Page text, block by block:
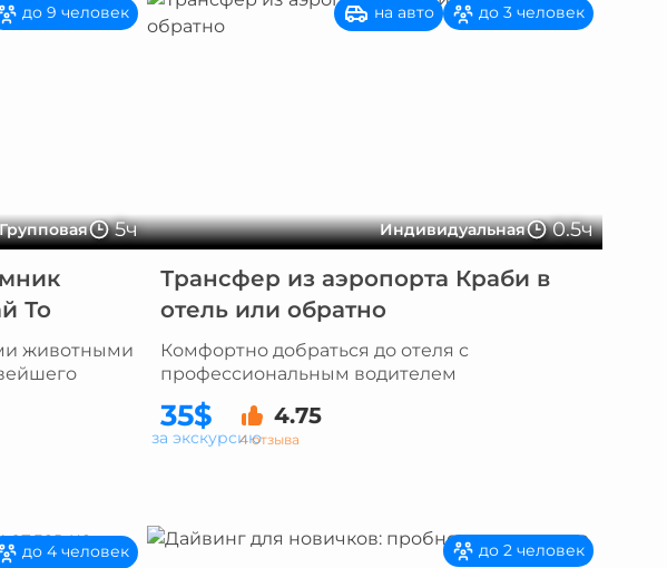
5ч
до 9 человек
То
животными
Индивидуальная 0.5ч
на авто до 3 человек
Трансфер из аэропорта Краби в
отель или обратно
Комфортно добраться до отеля с
профессиональным водителем
35$ 4.75
4 отзыва
за экскурсию
до 4 человек до 2 человек